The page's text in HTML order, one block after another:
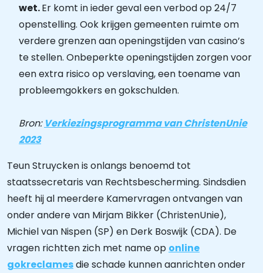
wet.Er komt in ieder geval een verbod op 24/7
openstelling. Ook krijgen gemeenten ruimte om
verdere grenzen aan openingstijden van casino’s
te stellen. Onbeperkte openingstijden zorgen voor
een extra risico op verslaving, een toename van
probleemgokkers en gokschulden.
Bron: Verkiezingsprogramma van ChristenUnie
2023
Teun Struycken is onlangs benoemd tot
staatssecretaris van Rechtsbescherming. Sindsdien
heeft hij al meerdere Kamervragen ontvangen van
onder andere van Mirjam Bikker (ChristenUnie),
Michiel van Nispen (SP) en Derk Boswijk (CDA). De
vragen richtten zich met name op online
gokreclamesdie schade kunnen aanrichten onder